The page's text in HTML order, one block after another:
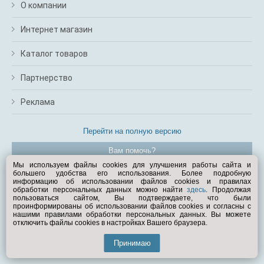
О компании
Интернет магазин
Каталог товаров
Партнерство
Реклама
Перейти на полную версию
Вам помочь?
© Exist.ru 1998—2026
Мы используем файлы cookies для улучшения работы сайта и
большего удобства его использования. Более подробную
информацию об использовании файлов cookies и правилах
обработки персональных данных можно найтиздесь. Продолжая
пользоваться сайтом, Вы подтверждаете, что были
проинформированы об использовании файлов cookies и согласны с
нашими правилами обработки персональных данных. Вы можете
отключить файлы cookies в настройках Вашего браузера.
Принимаю